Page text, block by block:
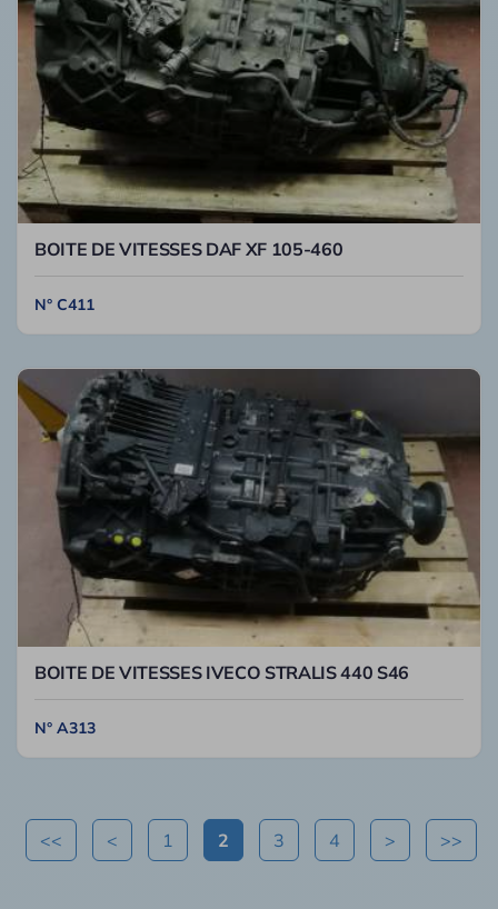
BOITE DE VITESSES DAF XF 105-460
N° C411
BOITE DE VITESSES IVECO STRALIS 440 S46
N° A313
<< < 1 2 3 4 > >>